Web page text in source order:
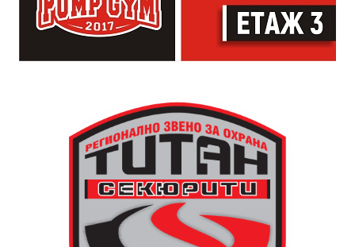
просто да преживее звездопад, изпълнен с музика,
падащи звезди и желания.
транспорт до местността Градище. Електрическият
автобус ще тръгне в 19:30 ч. от пл. „Възраждане“, а
обратно към града в 00:00 ч. – от паркинга до
поляната. Вземете със себе си връхна дреха и одеяло
или шалте! За повече информация тел. 0887907075.